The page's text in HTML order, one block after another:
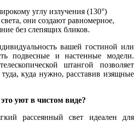
углу излучения (130°)
они создают равномерное,
без слепящих бликов.
вашей гостиной или
подвесные и настенные модели.
штангой позволяет
куда нужно, расставив изящные
уют в чистом виде?
рассеянный свет идеален для